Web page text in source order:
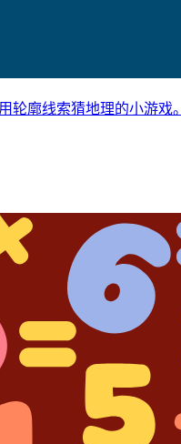
轮廓线索猜地理的小游戏。